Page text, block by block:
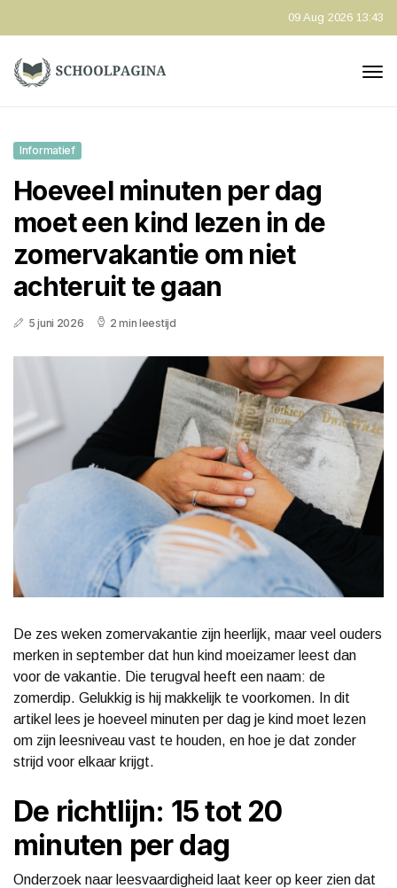
09 Aug 2026 13:43
Informatief
Hoeveel minuten per dag
moet een kind lezen in de
zomervakantie om niet
achteruit te gaan
5 juni 2026 2 min leestijd
De zes weken zomervakantie zijn heerlijk, maar veel ouders
merken in september dat hun kind moeizamer leest dan
voor de vakantie. Die terugval heeft een naam: de
zomerdip. Gelukkig is hij makkelijk te voorkomen. In dit
artikel lees je hoeveel minuten per dag je kind moet lezen
om zijn leesniveau vast te houden, en hoe je dat zonder
strijd voor elkaar krijgt.
De richtlijn: 15 tot 20
minuten per dag
Onderzoek naar leesvaardigheid laat keer op keer zien dat